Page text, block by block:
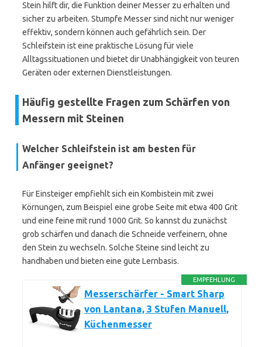
Stein hilft dir, die Funktion deiner Messer zu erhalten und
sicher zu arbeiten. Stumpfe Messer sind nicht nur weniger
effektiv, sondern können auch gefährlich sein. Der
Schleifstein ist eine praktische Lösung für viele
Alltagssituationen und bietet dir Unabhängigkeit von teuren
Geräten oder externen Dienstleistungen.
Häufig gestellte Fragen zum Schärfen von
Messern mit Steinen
Welcher Schleifstein ist am besten für
Anfänger geeignet?
Für Einsteiger empfiehlt sich ein Kombistein mit zwei
Körnungen, zum Beispiel eine grobe Seite mit etwa 400 Grit
und eine feine mit rund 1000 Grit. So kannst du zunächst
grob schärfen und danach die Schneide verfeinern, ohne
den Stein zu wechseln. Solche Steine sind leicht zu
handhaben und bieten eine gute Lernbasis.
EMPFEHLUNG
Messerschärfer - Smart Sharp
von Lantana, 3 Stufen Manuell,
Küchenmesser